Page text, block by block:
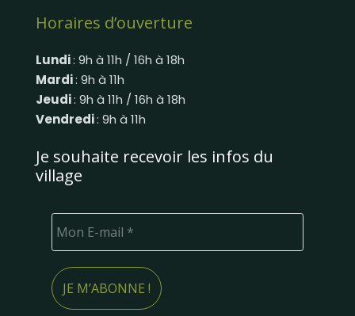
Horaires d’ouverture
Lundi: 9h à 11h / 16h à 18h
Mardi: 9h à 11h
Jeudi: 9h à 11h / 16h à 18h
Vendredi: 9h à 11h
Je souhaite recevoir les infos du
village